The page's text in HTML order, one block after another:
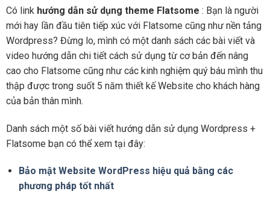
Có link hướng dẫn sử dụng theme Flatsome : Bạn là người
mới hay lần đầu tiên tiếp xúc với Flatsome cũng như nền tảng
Wordpress? Đừng lo, mình có một danh sách các bài viết và
video hướng dẫn chi tiết cách sử dụng từ cơ bản đến nâng
cao cho Flatsome cũng như các kinh nghiệm quý báu mình thu
thập được trong suốt 5 năm thiết kế Website cho khách hàng
của bản thân mình.
Danh sách một số bài viết hướng dẫn sử dụng Wordpress +
Flatsome bạn có thể xem tại đây:
Bảo mật Website WordPress hiệu quả bằng các
phương pháp tốt nhất